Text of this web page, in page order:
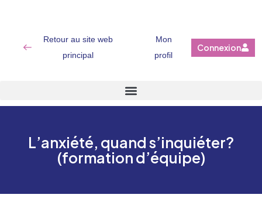
Retour au site web
principal
Mon
profil
Connexion
L’anxiété, quand s’inquiéter?
(formation d’équipe)